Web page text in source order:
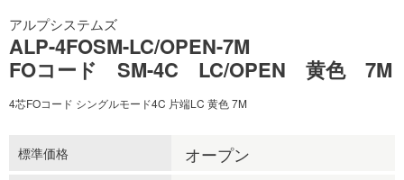
アルプシステムズ
ALP-4FOSM-LC/OPEN-7M
FOコード SM-4C LC/OPEN 黄色 7M
4芯FOコード シングルモード4C 片端LC 黄色 7M
標準価格 オープン